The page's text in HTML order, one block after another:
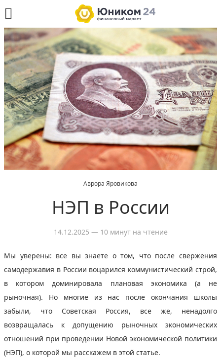
Аврора Яровикова
НЭП в России
14.12.2025 — 10 минут на чтение
Мы уверены: все вы знаете о том, что после свержения
самодержавия в России воцарился коммунистический строй,
в котором доминировала плановая экономика (а не
рыночная). Но многие из нас после окончания школы
забыли, что Советская Россия, все же, ненадолго
возвращалась к допущению рыночных экономических
отношений при проведении Новой экономической политики
(НЭП), о которой мы расскажем в этой статье.